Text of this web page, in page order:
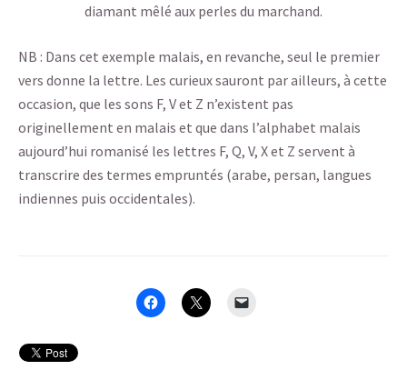
diamant mêlé aux perles du marchand.
NB : Dans cet exemple malais, en revanche, seul le premier
vers donne la lettre. Les curieux sauront par ailleurs, à cette
occasion, que les sons F, V et Z n’existent pas
originellement en malais et que dans l’alphabet malais
aujourd’hui romanisé les lettres F, Q, V, X et Z servent à
transcrire des termes empruntés (arabe, persan, langues
indiennes puis occidentales).